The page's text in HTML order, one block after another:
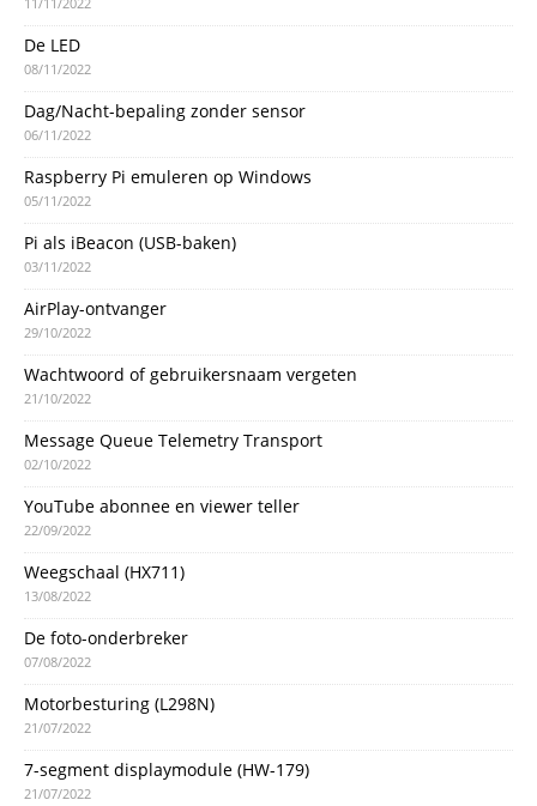
De LED
08/11/2022
Dag/Nacht-bepaling zonder sensor
06/11/2022
Raspberry Pi emuleren op Windows
05/11/2022
Pi als iBeacon (USB-baken)
03/11/2022
AirPlay-ontvanger
29/10/2022
Wachtwoord of gebruikersnaam vergeten
21/10/2022
Message Queue Telemetry Transport
02/10/2022
YouTube abonnee en viewer teller
22/09/2022
Weegschaal (HX711)
13/08/2022
De foto-onderbreker
07/08/2022
Motorbesturing (L298N)
21/07/2022
7-segment displaymodule (HW-179)
21/07/2022